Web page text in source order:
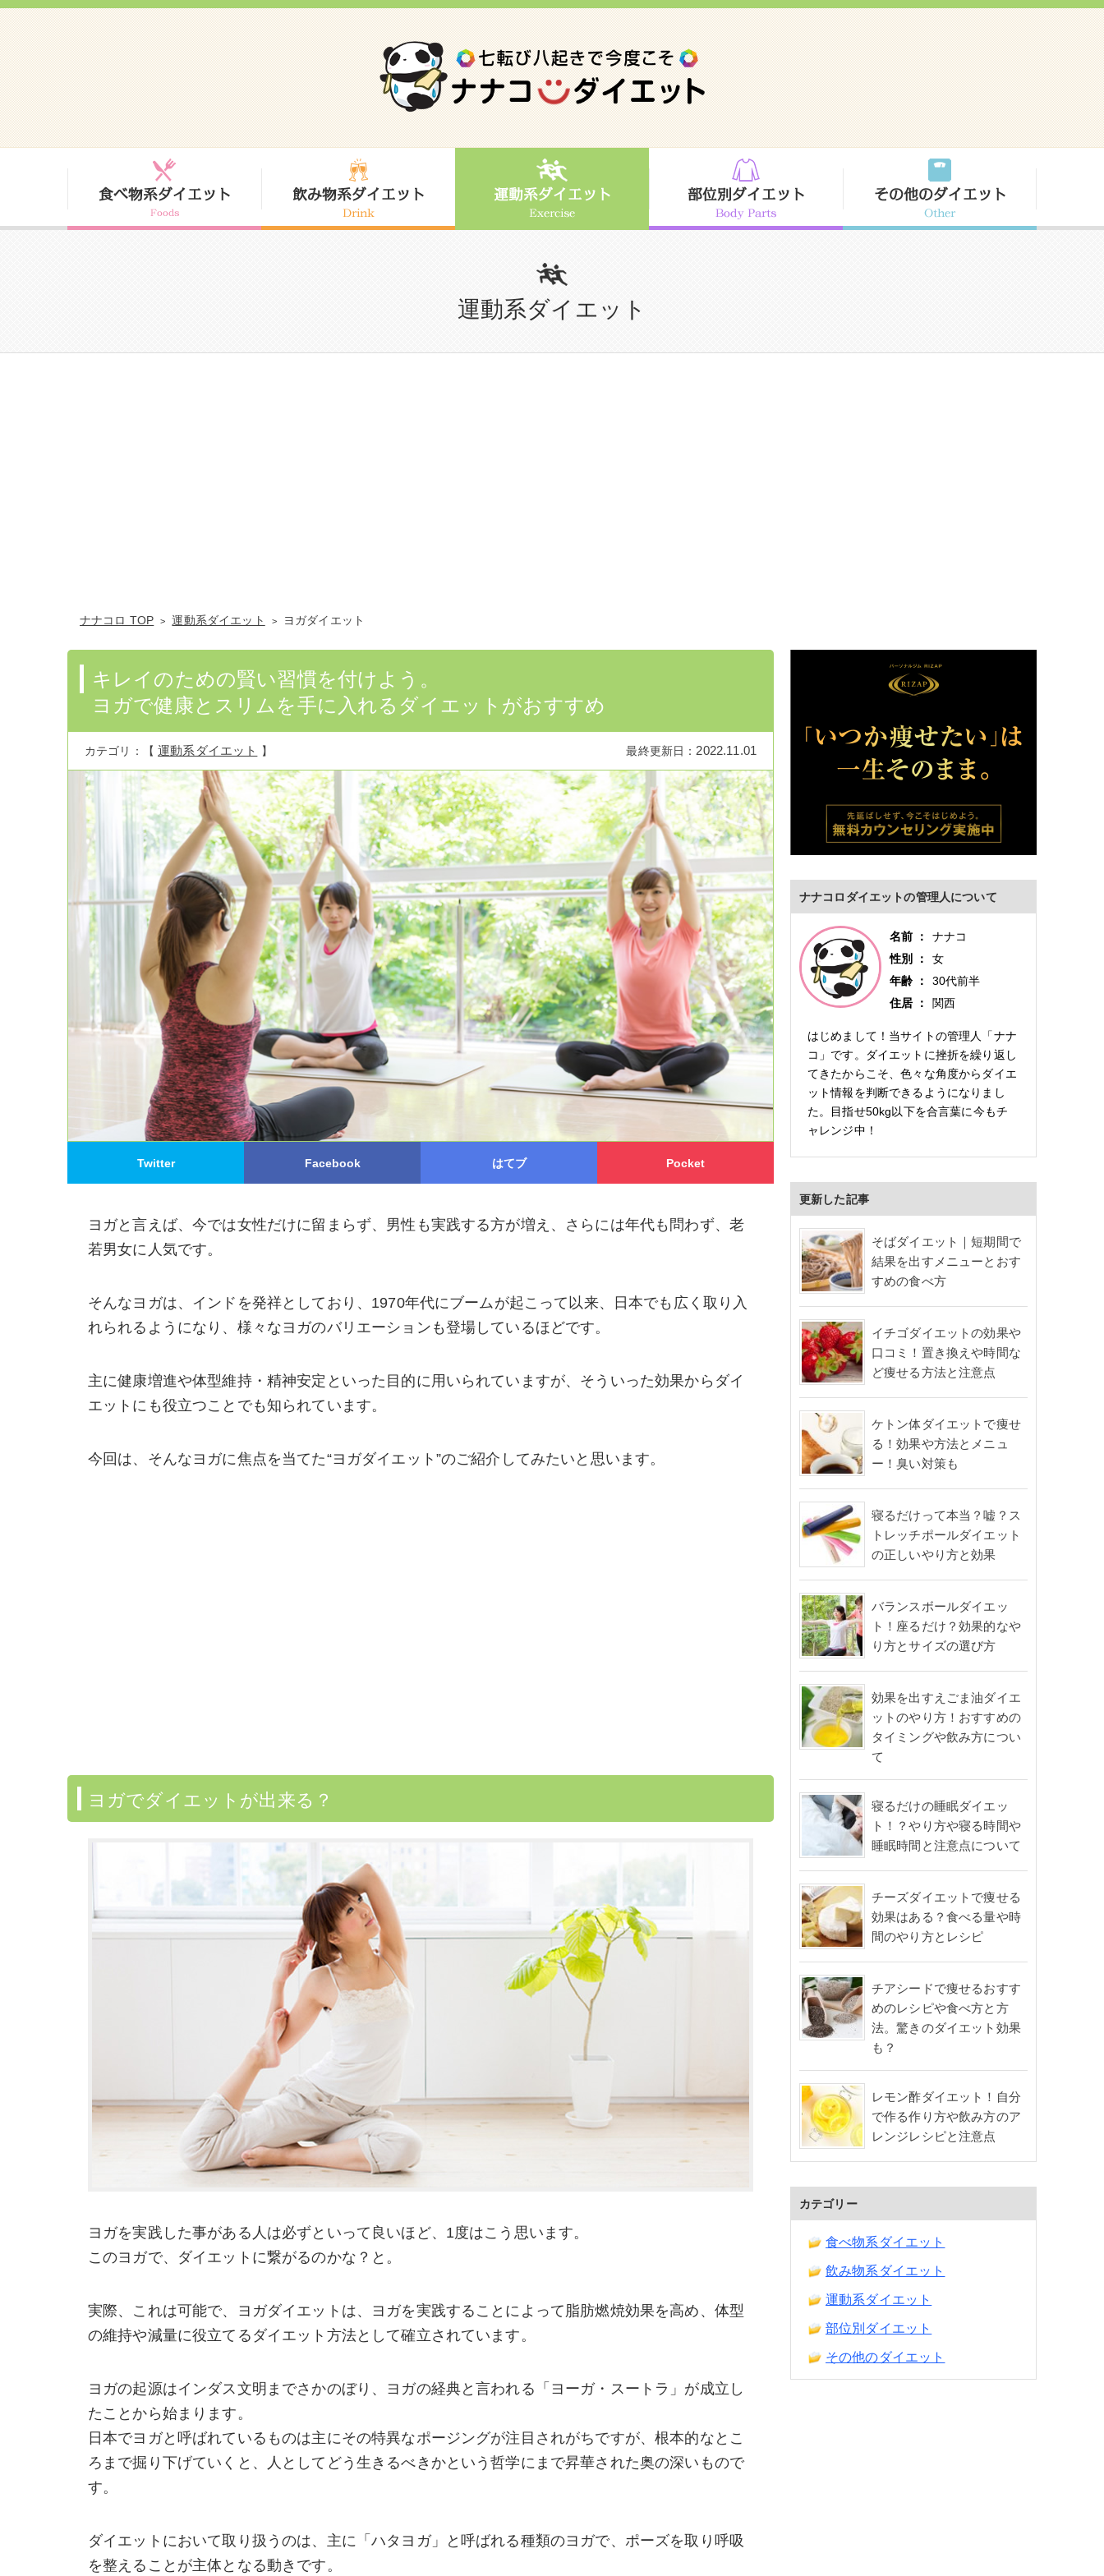
運動系ダイエット
ナナコロ TOP 運動系ダイエット ヨガダイエット
キレイのための賢い習慣を付けよう。
ヨガで健康とスリムを手に入れるダイエットがおすすめ
運動系ダイエット 2022.11.01
Twitter Facebook はてブ Pocket
ヨガと言えば、今では女性だけに留まらず、男性も実践する方が増え、さらには年代も問わず、老
若男女に人気です。
そんなヨガは、インドを発祥としており、1970年代にブームが起こって以来、日本でも広く取り入
れられるようになり、様々なヨガのバリエーションも登場しているほどです。
主に健康増進や体型維持・精神安定といった目的に用いられていますが、そういった効果からダイ
エットにも役立つことでも知られています。
今回は、そんなヨガに焦点を当てた“ヨガダイエット”のご紹介してみたいと思います。
ヨガでダイエットが出来る？
ヨガを実践した事がある人は必ずといって良いほど、1度はこう思います。
このヨガで、ダイエットに繋がるのかな？と。
実際、これは可能で、ヨガダイエットは、ヨガを実践することによって脂肪燃焼効果を高め、体型
の維持や減量に役立てるダイエット方法として確立されています。
ヨガの起源はインダス文明までさかのぼり、ヨガの経典と言われる「ヨーガ・スートラ」が成立し
たことから始まります。
日本でヨガと呼ばれているものは主にその特異なポージングが注目されがちですが、根本的なとこ
ろまで掘り下げていくと、人としてどう生きるべきかという哲学にまで昇華された奥の深いもので
す。
ダイエットにおいて取り扱うのは、主に「ハタヨガ」と呼ばれる種類のヨガで、ポーズを取り呼吸
を整えることが主体となる動きです。
ナナコロダイエットの管理人について
名前
ナナコ
性別
女
年齢
30代前半
住居
関西
はじめまして！当サイトの管理人「ナナ
コ」です。ダイエットに挫折を繰り返し
てきたからこそ、色々な角度からダイエ
ット情報を判断できるようになりまし
た。目指せ50kg以下を合言葉に今もチ
ャレンジ中！
更新した記事
そばダイエット｜短期間で
結果を出すメニューとおす
すめの食べ方
イチゴダイエットの効果や
口コミ！置き換えや時間な
ど痩せる方法と注意点
ケトン体ダイエットで痩せ
る！効果や方法とメニュ
ー！臭い対策も
寝るだけって本当？嘘？ス
トレッチポールダイエット
の正しいやり方と効果
バランスボールダイエッ
ト！座るだけ？効果的なや
り方とサイズの選び方
効果を出すえごま油ダイエ
ットのやり方！おすすめの
タイミングや飲み方につい
て
寝るだけの睡眠ダイエッ
ト！？やり方や寝る時間や
睡眠時間と注意点について
チーズダイエットで痩せる
効果はある？食べる量や時
間のやり方とレシピ
チアシードで痩せるおすす
めのレシピや食べ方と方
法。驚きのダイエット効果
も？
レモン酢ダイエット！自分
で作る作り方や飲み方のア
レンジレシピと注意点
カテゴリー
食べ物系ダイエット
飲み物系ダイエット
運動系ダイエット
部位別ダイエット
その他のダイエット